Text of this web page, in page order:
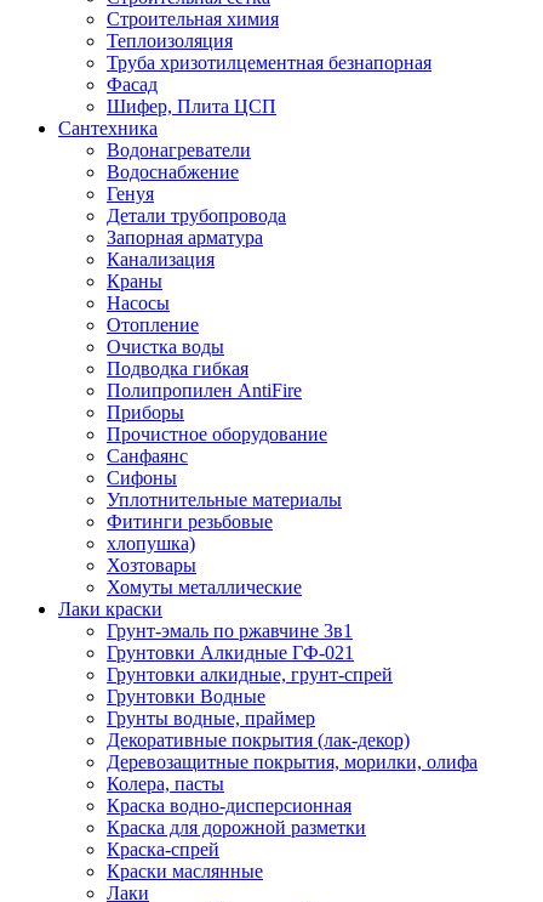
Строительная химия
Теплоизоляция
Труба хризотилцементная безнапорная
Фасад
Шифер, Плита ЦСП
Сантехника
Водонагреватели
Водоснабжение
Генуя
Детали трубопровода
Запорная арматура
Канализация
Краны
Насосы
Отопление
Очистка воды
Подводка гибкая
Полипропилен AntiFire
Приборы
Прочистное оборудование
Санфаянс
Сифоны
Уплотнительные материалы
Фитинги резьбовые
хлопушка)
Хозтовары
Хомуты металлические
Лаки краски
Грунт-эмаль по ржавчине 3в1
Грунтовки Алкидные ГФ-021
Грунтовки алкидные, грунт-спрей
Грунтовки Водные
Грунты водные, праймер
Декоративные покрытия (лак-декор)
Деревозащитные покрытия, морилки, олифа
Колера, пасты
Краска водно-дисперсионная
Краска для дорожной разметки
Краска-спрей
Краски маслянные
Лаки